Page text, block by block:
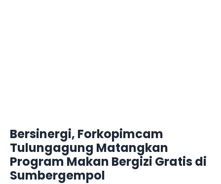
Bersinergi, Forkopimcam
Tulungagung Matangkan
Program Makan Bergizi Gratis di
Sumbergempol